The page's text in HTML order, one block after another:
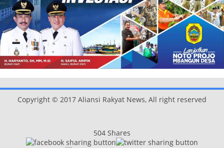
Copyright © 2017 Aliansi Rakyat News, All right reserved
504 Shares